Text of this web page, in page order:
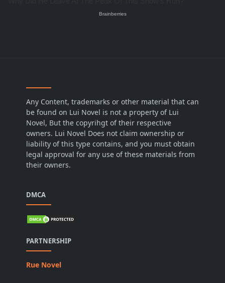
Any Content, trademarks or other material that can
be found on Lui Novel is not a property of Lui
Novel, But the copyrihgt of their respective
owners. Lui Novel Does not claim ownership or
liability of this type contains, and you must obtain
legal approval for any use of these materials from
their owners.
DMCA
PARTNERSHIP
Rue Novel